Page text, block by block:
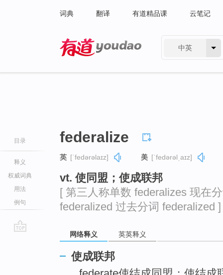
词典 翻译 有道精品课 云笔记
中英
目录
释义
权威词典
用法
例句
federalize
英 [ˈfedərəlaɪz] 美 [ˈfedərəlˌaɪz]
vt. 使同盟；使成联邦
[ 第三人称单数 federalizes 现在
federalized 过去分词 federalized ]
网络释义 英英释义
使成联邦